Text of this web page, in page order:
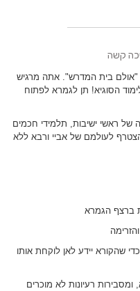
קשה
"אולם בית המדרש". אתה מרגיש
הסוגיא! תן לגמרא לפתוח
ראשי ישיבות, תלמידי חכמים
לעולמם של אביי ורבא ללא
ברצף הגמרא
שהקורא יידע לאן לוקחת אותו
רעיונות לא מוכרים